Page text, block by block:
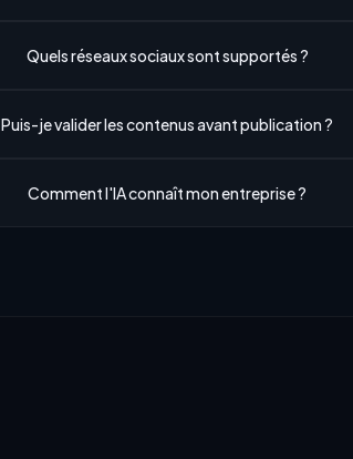
Quels réseaux sociaux sont supportés ?
Puis-je valider les contenus avant publication ?
Comment l'IA connaît mon entreprise ?